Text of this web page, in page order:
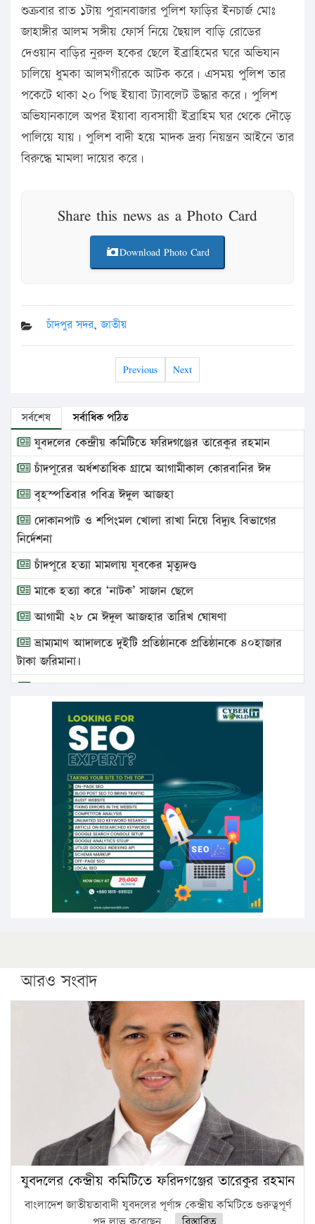
শুক্রবার রাত ১টায় পুরানবাজার পুলিশ ফাড়ির ইনচার্জ মোঃ
জাহাঙ্গীর আলম সঙ্গীয় ফোর্স নিয়ে ছৈয়াল বাড়ি রোডের
দেওয়ান বাড়ির নুরুল হকের ছেলে ইব্রাহিমের ঘরে অভিযান
চালিয়ে ধুমকা আলমগীরকে আটক করে। এসময় পুলিশ তার
পকেটে থাকা ২০ পিছ ইয়াবা ট্যাবলেট উদ্ধার করে। পুলিশ
অভিযানকালে অপর ইয়াবা ব্যবসায়ী ইব্রাহিম ঘর থেকে দৌড়ে
পালিয়ে যায়। পুলিশ বাদী হয়ে মাদক দ্রব্য নিয়ন্ত্রন আইনে তার
বিরুদ্ধে মামলা দায়ের করে।
Share this news as a Photo Card
Download Photo Card
চাঁদপুর সদর,জাতীয়
Previous Next
সর্বশেষ সর্বাধিক পঠিত
যুবদলের কেন্দ্রীয় কমিটিতে ফরিদগঞ্জের তারেকুর রহমান
চাঁদপুরের অর্ধশতাধিক গ্রামে আগামীকাল কোরবানির ঈদ
বৃহস্পতিবার পবিত্র ঈদুল আজহা
দোকানপাট ও শপিংমল খোলা রাখা নিয়ে বিদ্যুৎ বিভাগের
নির্দেশনা
চাঁদপুরে হত্যা মামলায় যুবকের মৃত্যুদণ্ড
মাকে হত্যা করে ‘নাটক’ সাজান ছেলে
আগামী ২৮ মে ঈদুল আজহার তারিখ ঘোষণা
ভ্রাম্যমাণ আদালতে দুইটি প্রতিষ্ঠানকে প্রতিষ্ঠানকে ৪০হাজার
টাকা জরিমানা।
এবার লঞ্চের ভাড়া বাড়ল
১৭ থেকে ২১ শতাংশ বিদ্যুতের দাম বাড়ানোর প্রস্তাব পিডিবির
১৬ মে চাঁদপুর ও ২৫ মে ফেনী সফরে যাবেন প্রধানমন্ত্রী
উচ্চশিক্ষায় গৌরবময় অর্জন: পূর্ণ স্কলারশিপে যুক্তরাষ্ট্রে
পিএইচডি করছেন কুয়েটের কৃতি…
সারা দেশে বজ্রাঘাতে ১৪ জনের প্রাণহানি
কঠোর হচ্ছে এসএসসি ও এইচএসসি পরীক্ষা
ফরিদগঞ্জে আগুনে পুড়লো ৬ ব্যবসা প্রতিষ্ঠান
আরও সংবাদ
যুবদলের কেন্দ্রীয় কমিটিতে ফরিদগঞ্জের তারেকুর রহমান
বাংলাদেশ জাতীয়তাবাদী যুবদলের পূর্ণাঙ্গ কেন্দ্রীয় কমিটিতে গুরুত্বপূর্ণ